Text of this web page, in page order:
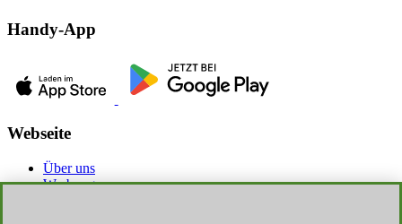
Handy-App
Webseite
Über uns
Werbung